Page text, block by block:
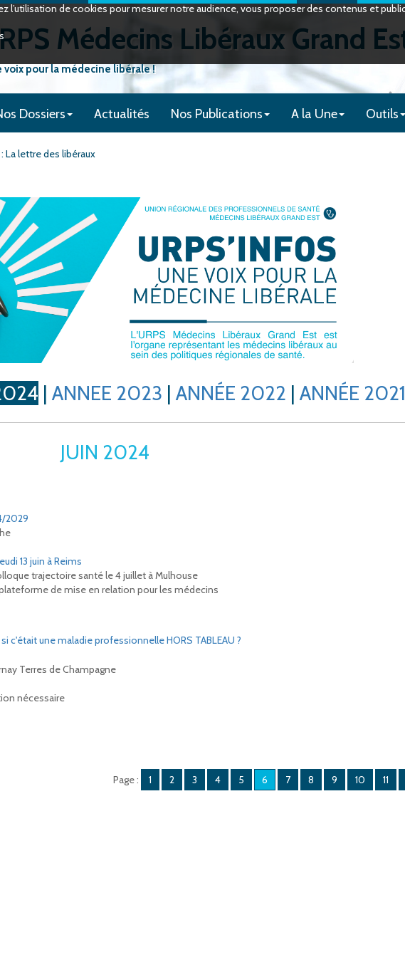
l’utilisation de cookies pour mesurer notre audience, vous proposer des contenus et
Médecins Libéraux Grand
voix pour la médecine libérale !
Dossiers Actualités Nos Publications A la Une Outils
La lettre des libéraux
|ANNEE 2023 |ANNÉE 2022 |ANNÉE 2021
JUIN 2024
2029
13 juin à Reims
trajectoire santé le 4 juillet à Mulhouse
de mise en relation pour les médecins
c'était une maladie professionnelle HORS TABLEAU ?
Terres de Champagne
nécessaire
Page : 1 2 3 4 5 6 7 8 9 10 11